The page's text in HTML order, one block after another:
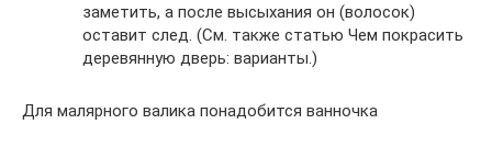
заметить, а после высыхания он (волосок)
оставит след. (См. также статью Чем покрасить
деревянную дверь: варианты.)
Для малярного валика понадобится ванночка